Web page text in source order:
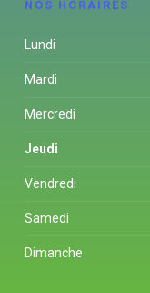
NOS HORAIRES
Lundi
Mardi
Mercredi
Jeudi
Vendredi
Samedi
Dimanche